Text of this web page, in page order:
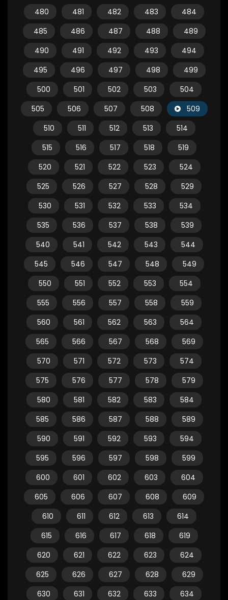
480 481 482 483
484
485
486 487 488
489
490
491 492 493
494
495
496 497 498
499
500
501 502 503
504
505
506 507 508
509
510
511 512 513
514
515
516 517 518
519
520
521 522 523
524
525
526 527 528
529
530
531 532 533
534
535
536 537 538
539
540
541 542 543
544
545
546 547 548
549
550
551 552 553
554
555
556 557 558
559
560
561 562 563
564
565
566 567 568
569
570
571 572 573
574
575
576 577 578
579
580
581 582 583
584
585
586 587 588
589
590
591 592 593
594
595
596 597 598
599
600
601 602 603
604
605
606 607 608
609
610
611 612 613
614
615
616 617 618
619
620
621 622 623
624
625
626 627 628
629
630
631 632 633
634